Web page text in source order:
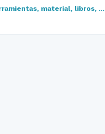
material, libros, ...